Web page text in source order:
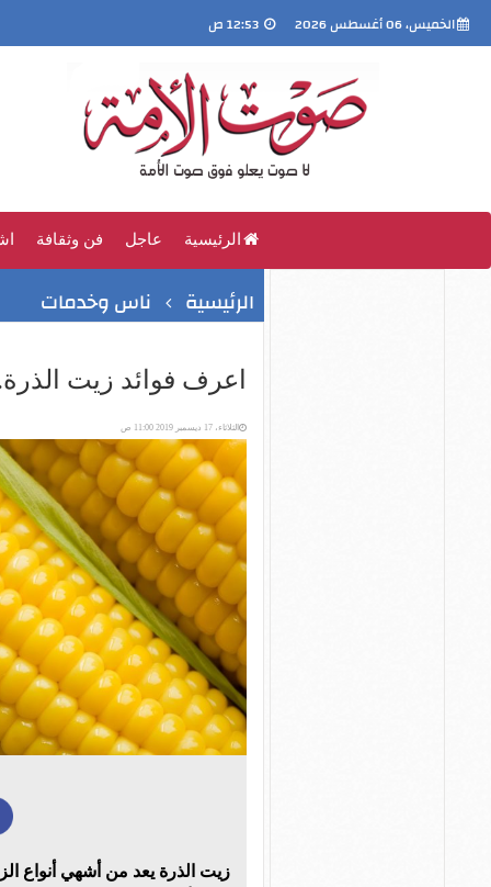
الخميس، 06 أغسطس 2026
الرئيسية عاجل فن وثقافة
الرئيسية ناس وخدمات
اعرف فوائد زيت
الثلاثاء، 17 ديسمبر 2019 11:00 ص
زيت الذرة يعد من أشهي أنواع